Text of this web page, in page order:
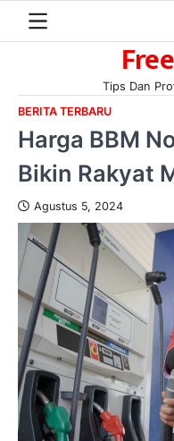
Tips Dan
BERITA TERBARU
Harga BBM
Bikin Rakyat
Agustus 5, 2024